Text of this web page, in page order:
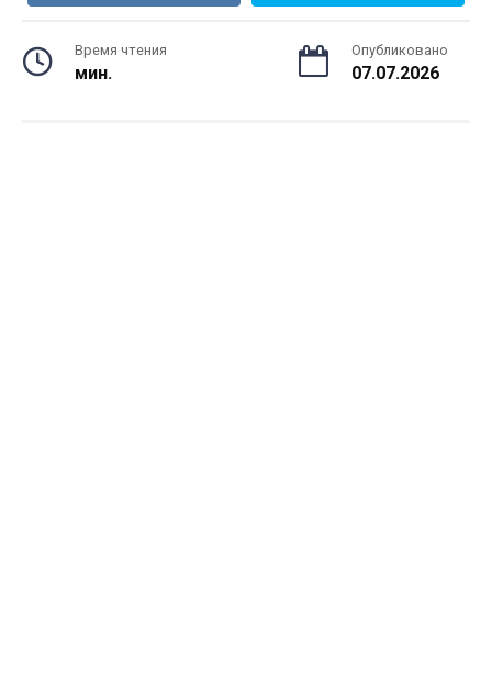
Время чтения
мин.
Опубликовано
07.07.2026